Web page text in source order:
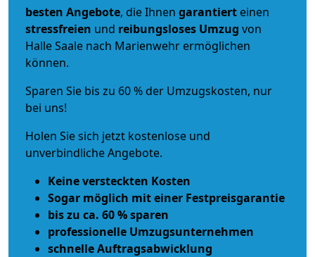
besten Angebote, die Ihnen garantiert einen
stressfreien und reibungsloses Umzug von
Halle Saale nach Marienwehr ermöglichen
können.
Sparen Sie bis zu 60 % der Umzugskosten, nur
bei uns!
Holen Sie sich jetzt kostenlose und
unverbindliche Angebote.
Keine versteckten Kosten
Sogar möglich mit einer Festpreisgarantie
bis zu ca. 60 % sparen
professionelle Umzugsunternehmen
schnelle Auftragsabwicklung